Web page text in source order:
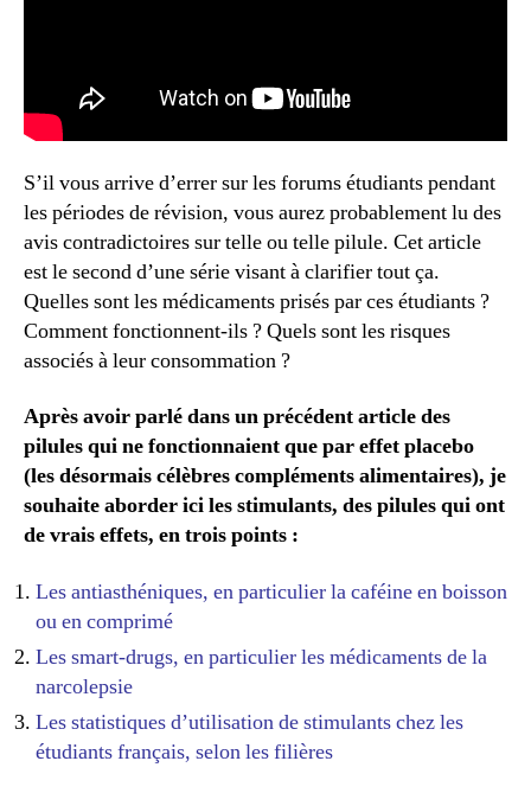
S’il vous arrive d’errer sur les forums étudiants pendant
les périodes de révision, vous aurez probablement lu des
avis contradictoires sur telle ou telle pilule. Cet article
est le second d’une série visant à clarifier tout ça.
Quelles sont les médicaments prisés par ces étudiants ?
Comment fonctionnent-ils ? Quels sont les risques
associés à leur consommation ?
Après avoir parlé dans un précédent article des
pilules qui ne fonctionnaient que par effet placebo
(les désormais célèbres compléments alimentaires), je
souhaite aborder ici les stimulants, des pilules qui ont
de vrais effets, en trois points :
Les antiasthéniques, en particulier la caféine en boisson
ou en comprimé
Les smart-drugs, en particulier les médicaments de la
narcolepsie
Les statistiques d’utilisation de stimulants chez les
étudiants français, selon les filières